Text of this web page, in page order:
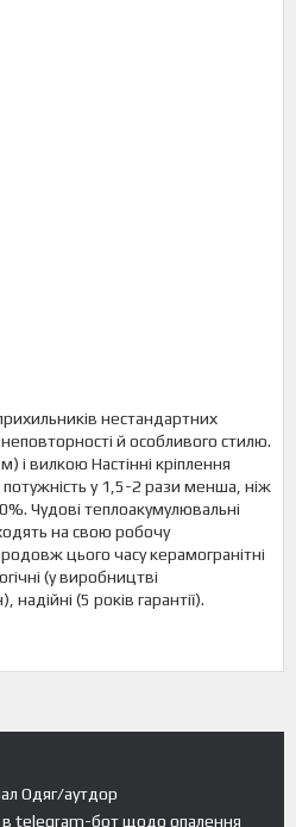
нестандартних
й особливого стилю.
і вилкою Настінні кріплення
потужність у 1,5-2 рази менша, ніж
Чудові теплоакумулювальні
на свою робочу
цього часу керамогранітні
(у виробництві
(5 років гарантії).
Одяг/аутдор
в telegram-бот щодо опалення